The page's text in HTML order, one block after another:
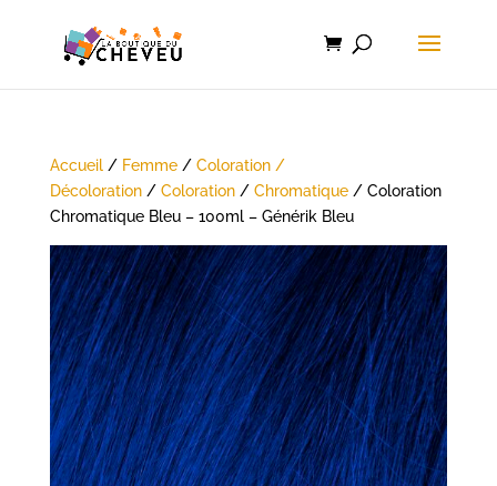
Accueil/ Femme/ Coloration /
Décoloration/ Coloration/ Chromatique/ Coloration
Chromatique Bleu – 100ml – Générik Bleu